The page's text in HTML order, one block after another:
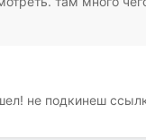
не подкинеш